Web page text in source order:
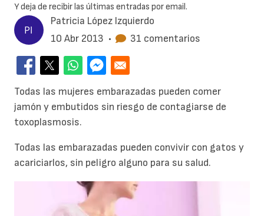
Patricia López Izquierdo
10 Abr 2013 • 31 comentarios
Todas las mujeres embarazadas pueden comer
jamón y embutidos sin riesgo de contagiarse de
toxoplasmosis.
Todas las embarazadas pueden convivir con gatos y
acariciarlos, sin peligro alguno para su salud.
Y deja de recibir las últimas entradas por email.